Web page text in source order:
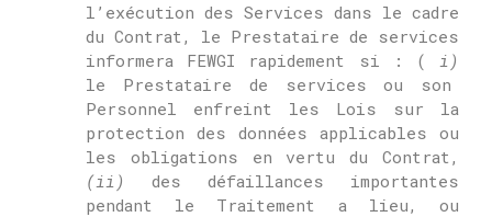
l’exécution des Services dans le cadre
du Contrat, le Prestataire de services
informera FEWGI rapidement si : ( i)
le Prestataire de services ou son
Personnel enfreint les Lois sur la
protection des données applicables ou
les obligations en vertu du Contrat,
(ii)
des défaillances importantes
pendant le Traitement a lieu, ou